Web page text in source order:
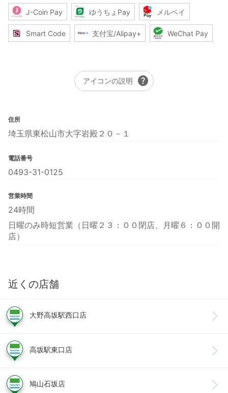
J-Coin Pay ゆうちょPay メルペイ
Smart Code 支付宝/Alipay+ WeChat Pay
アイコンの説明 help
住所
埼玉県東松山市大字岩殿２０－１
電話番号
0493-31-0125
営業時間
24時間
日曜のみ時短営業（日曜２３：００閉店、月曜６：００開
店）
近くの店舗
大野高坂駅西口店
高坂駅東口店
鳩山石坂店